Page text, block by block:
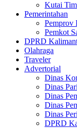
Kutai
Pemerintahan
Pemprov
Pemkot
DPRD
Olahraga
Traveler
Advertorial
Dinas
Dinas
Dinas
Dinas
Dinas
DPRD